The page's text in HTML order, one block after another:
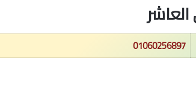
01060256897